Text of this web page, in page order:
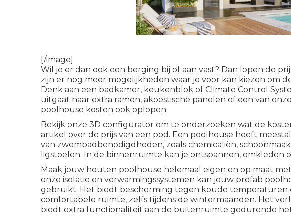
[/image]
Wil je er dan ook een berging bij of aan vast? Dan lopen de
zijn er nog meer mogelijkheden waar je voor kan kiezen om
Denk aan een badkamer, keukenblok of Climate Control
uitgaat naar extra ramen, akoestische panelen of een van
poolhouse kosten ook oplopen.
Bekijk onze 3D configurator om te onderzoeken wat de
artikel over de prijs van een pod. Een poolhouse heeft
van zwembadbenodigdheden, zoals chemicaliën,
ligstoelen. In de binnenruimte kan je ontspannen, omkleden
Maak jouw houten poolhouse helemaal eigen en op maat
onze isolatie en verwarmingssystemen kan jouw prefab
gebruikt. Het biedt bescherming tegen koude temperaturen
comfortabele ruimte, zelfs tijdens de wintermaanden. Het
biedt extra functionaliteit aan de buitenruimte gedurende